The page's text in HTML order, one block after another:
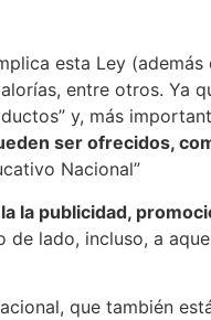
esta Ley
entre otros. Ya
y, más
ser ofrecidos,
Nacional”
la publicidad,
lado, incluso, a
que también